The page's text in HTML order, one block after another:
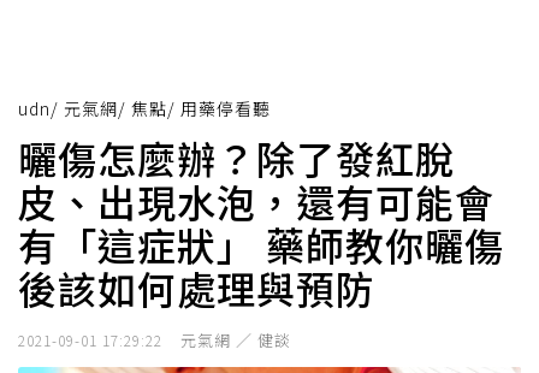
udn/ 元氣網/ 焦點/ 用藥停看聽
曬傷怎麼辦？除了發紅脫
皮、出現水泡，還有可能會
有「這症狀」 藥師教你曬傷
後該如何處理與預防
2021-09-01 17:29:22 元氣網 ／ 健談